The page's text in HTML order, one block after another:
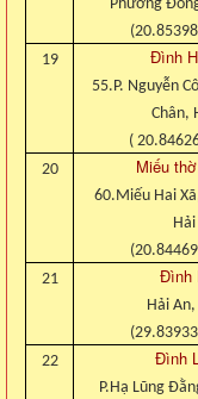
Phường
19
Đình
55.P. Nguyễn
Chân,
(
20 Miếu
60.Miếu Hai
21 Đình
Hải
22 Đình
P.Hạ Lũng